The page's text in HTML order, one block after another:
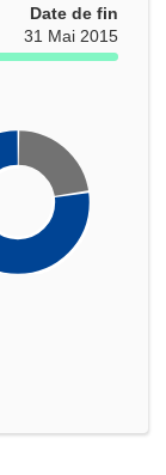
Date de fin
31 Mai 2015